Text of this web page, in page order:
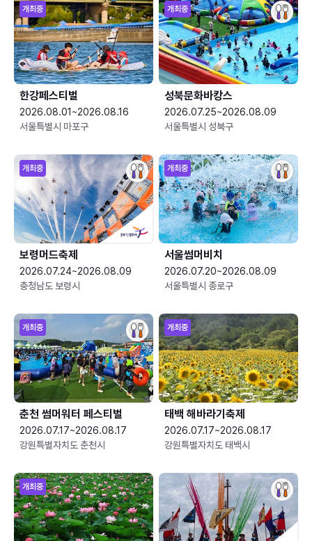
개최중
한강페스티벌
2026.08.01~2026.08.16
서울특별시 마포구
개최중
성북문화바캉스
2026.07.25~2026.08.09
서울특별시 성북구
개최중
보령머드축제
2026.07.24~2026.08.09
충청남도 보령시
개최중
서울썸머비치
2026.07.20~2026.08.09
서울특별시 종로구
개최중
춘천 썸머워터 페스티벌
2026.07.17~2026.08.17
강원특별자치도 춘천시
개최중
태백 해바라기축제
2026.07.17~2026.08.17
강원특별자치도 태백시
개최중